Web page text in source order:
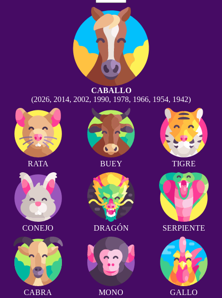
CABALLO
(2026, 2014, 2002, 1990, 1978, 1966, 1954, 1942)
RATA BUEY TIGRE
CONEJO DRAGÓN SERPIENTE
CABRA MONO GALLO